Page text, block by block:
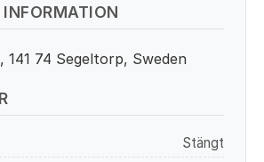
141 74 Segeltorp, Sweden
Stängt